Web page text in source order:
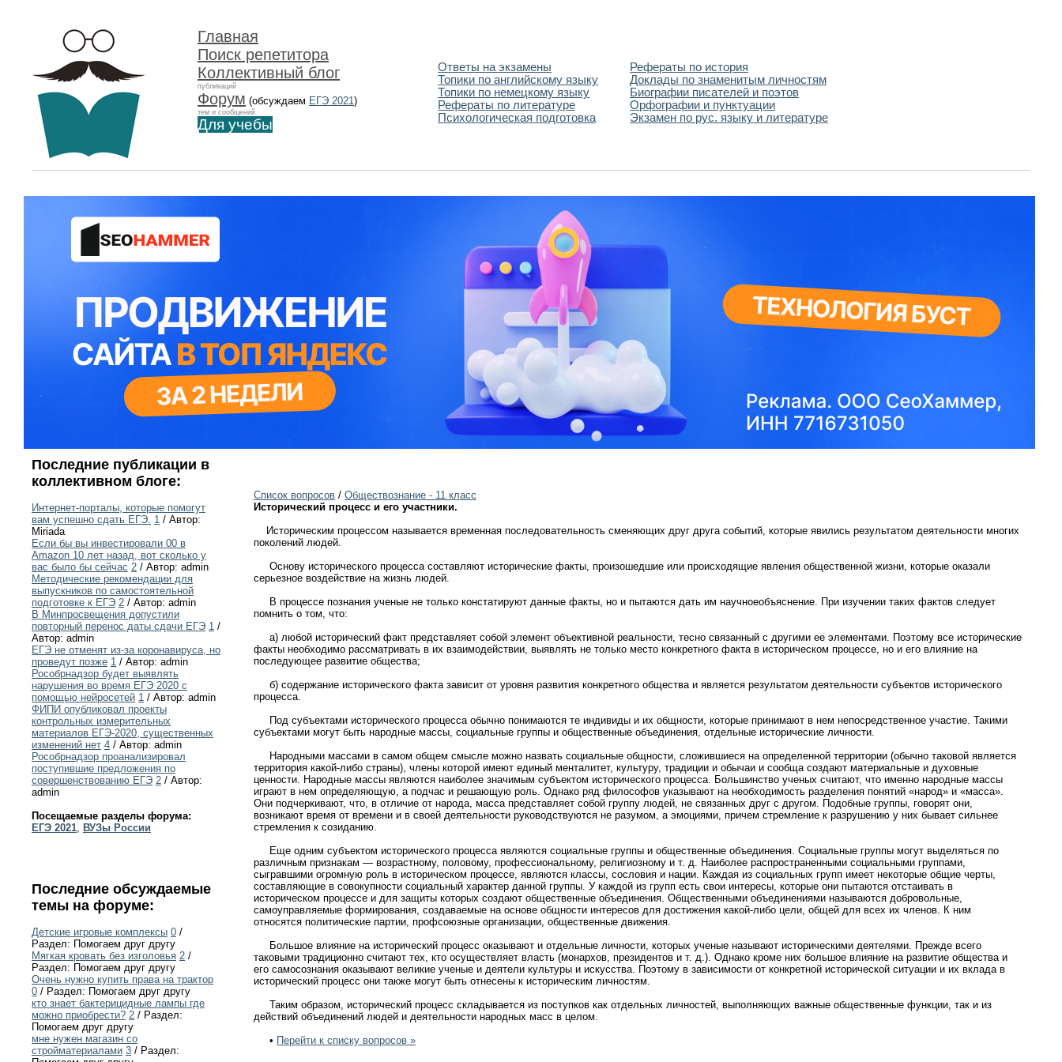
Главная
Поиск репетитора
Коллективный блог
публикаций
Форум (обсуждаем ЕГЭ 2021)
тем и сообщений
Для учебы
Ответы на экзамены
Топики по английскому языку
Топики по немецкому языку
Рефераты по литературе
Психологическая подготовка
Рефераты по история
Доклады по знаменитым личностям
Биографии писателей и поэтов
Орфографии и пунктуации
Экзамен по рус. языку и литературе
Последние публикации в
коллективном блоге:
Интернет-порталы, которые помогут
вам успешно сдать ЕГЭ. 1 / Автор:
Miriada
Если бы вы инвестировали 00 в
Amazon 10 лет назад, вот сколько у
вас было бы сейчас 2 / Автор: admin
Методические рекомендации для
выпускников по самостоятельной
подготовке к ЕГЭ 2 / Автор: admin
В Минпросвещения допустили
повторный перенос даты сдачи ЕГЭ 1 /
Автор: admin
ЕГЭ не отменят из-за коронавируса, но
проведут позже 1 / Автор: admin
Рособрнадзор будет выявлять
нарушения во время ЕГЭ 2020 с
помощью нейросетей 1 / Автор: admin
ФИПИ опубликовал проекты
контрольных измерительных
материалов ЕГЭ-2020, существенных
изменений нет 4 / Автор: admin
Рособрнадзор проанализировал
поступившие предложения по
совершенствованию ЕГЭ 2 / Автор:
admin
Посещаемые разделы форума:
ЕГЭ 2021, ВУЗы России
Последние обсуждаемые
темы на форуме:
Детские игровые комплексы 0 /
Раздел: Помогаем друг другу
Мягкая кровать без изголовья 2 /
Раздел: Помогаем друг другу
Очень нужно купить права на трактор
0 / Раздел: Помогаем друг другу
кто знает бактерицидные лампы где
можно приобрести? 2 / Раздел:
Помогаем друг другу
мне нужен магазин со
стройматериалами 3 / Раздел:
Список вопросов / Обществознание - 11 класс
Исторический процесс и его участники.
Историческим процессом называется временная последовательность сменяющих друг друга событий, которые явились результатом деятельности многих
поколений людей.
Основу исторического процесса составляют исторические факты, произошедшие или происходящие явления общественной жизни, которые оказали
серьезное воздействие на жизнь людей.
В процессе познания ученые не только констатируют данные факты, но и пытаются дать им научноеобъяснение. При изучении таких фактов следует
помнить о том, что:
а) любой исторический факт представляет собой элемент объективной реальности, тесно связанный с другими ее элементами. Поэтому все исторические
факты необходимо рассматривать в их взаимодействии, выявлять не только место конкретного факта в историческом процессе, но и его влияние на
последующее развитие общества;
б) содержание исторического факта зависит от уровня развития конкретного общества и является результатом деятельности субъектов исторического
процесса.
Под субъектами исторического процесса обычно понимаются те индивиды и их общности, которые принимают в нем непосредственное участие. Такими
субъектами могут быть народные массы, социальные группы и общественные объединения, отдельные исторические личности.
Народными массами в самом общем смысле можно назвать социальные общности, сложившиеся на определенной территории (обычно таковой является
территория какой-либо страны), члены которой имеют единый менталитет, культуру, традиции и обычаи и сообща создают материальные и духовные
ценности. Народные массы являются наиболее значимым субъектом исторического процесса. Большинство ученых считают, что именно народные массы
играют в нем определяющую, а подчас и решающую роль. Однако ряд философов указывают на необходимость разделения понятий «народ» и «масса».
Они подчеркивают, что, в отличие от народа, масса представляет собой группу людей, не связанных друг с другом. Подобные группы, говорят они,
возникают время от времени и в своей деятельности руководствуются не разумом, а эмоциями, причем стремление к разрушению у них бывает сильнее
стремления к созиданию.
Еще одним субъектом исторического процесса являются социальные группы и общественные объединения. Социальные группы могут выделяться по
различным признакам — возрастному, половому, профессиональному, религиозному и т. д. Наиболее распространенными социальными группами,
сыгравшими огромную роль в историческом процессе, являются классы, сословия и нации. Каждая из социальных групп имеет некоторые общие черты,
составляющие в совокупности социальный характер данной группы. У каждой из групп есть свои интересы, которые они пытаются отстаивать в
историческом процессе и для защиты которых создают общественные объединения. Общественными объединениями называются добровольные,
самоуправляемые формирования, создаваемые на основе общности интересов для достижения какой-либо цели, общей для всех их членов. К ним
относятся политические партии, профсоюзные организации, общественные движения.
Большое влияние на исторический процесс оказывают и отдельные личности, которых ученые называют историческими деятелями. Прежде всего
таковыми традиционно считают тех, кто осуществляет власть (монархов, президентов и т. д.). Однако кроме них большое влияние на развитие общества и
его самосознания оказывают великие ученые и деятели культуры и искусства. Поэтому в зависимости от конкретной исторической ситуации и их вклада в
исторический процесс они также могут быть отнесены к историческим личностям.
Таким образом, исторический процесс складывается из поступков как отдельных личностей, выполняющих важные общественные функции, так и из
действий объединений людей и деятельности народных масс в целом.
• Перейти к списку вопросов »